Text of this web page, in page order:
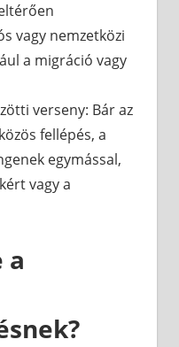
vagy nemzetközi
a migráció vagy
verseny: Bár az
fellépés, a
egymással,
vagy a
a